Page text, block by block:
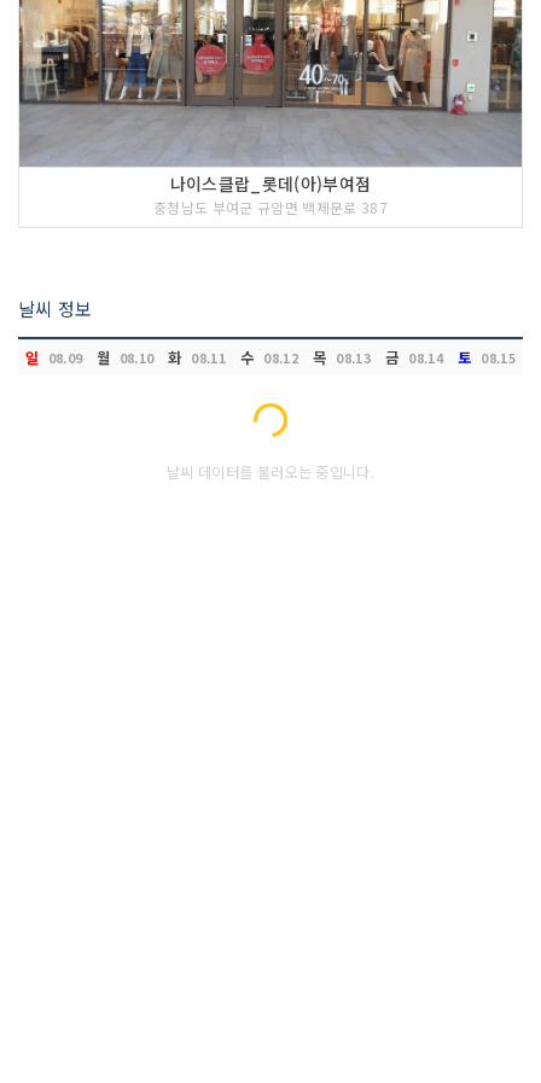
나이스클랍_롯데(아)부여점
충청남도 부여군 규암면 백제문로 387
날씨 정보
일 08.09 월 08.10 화 08.11 수 08.12 목 08.13 금 08.14 토 08.15
Loading...
날씨 데이터를 불러오는 중입니다.